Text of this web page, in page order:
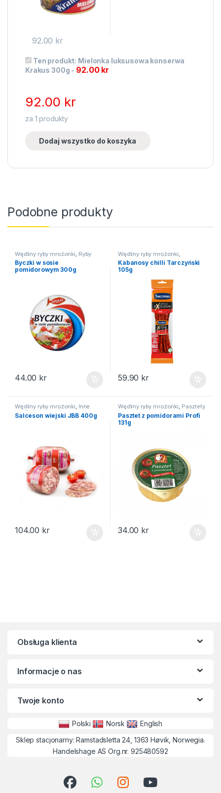
92.00 kr
Ten produkt: Mielonka luksusowa konserwa
Krakus 300g - 92.00 kr
92.00 kr
za 1 produkty
Dodaj wszystko do koszyka
Podobne produkty
Wędliny ryby mrożonki Ryby
Byczki w sosie
pomidorowym 300g
44.00 kr
Wędliny ryby mrożonki
Kabanosy
Kabanosy chilli Tarczyński
105g
59.90 kr
Wędliny ryby mrożonki, Inne
wędliny
Salceson wiejski JBB 400g
104.00 kr
Wędliny ryby mrożonki, Pasztety
Pasztet z pomidorami Profi
131g
34.00 kr
Obsługa klienta
Informacje o nas
Twoje konto
Polski Norsk
English
Sklep stacjonarny: Ramstadsletta 24, 1363 Høvik, Norwegia.
Handelshage AS Org.nr. 925480592